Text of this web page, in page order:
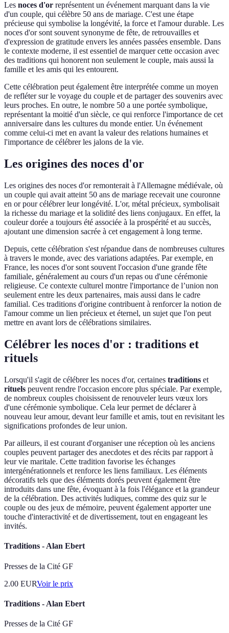
Les noces d'or représentent un événement marquant dans la vie
d'un couple, qui célèbre 50 ans de mariage. C'est une étape
précieuse qui symbolise la longévité, la force et l'amour durable. Les
noces d'or sont souvent synonyme de fête, de retrouvailles et
d'expression de gratitude envers les années passées ensemble. Dans
le contexte moderne, il est essentiel de marquer cette occasion avec
des traditions qui honorent non seulement le couple, mais aussi la
famille et les amis qui les entourent.
Cette célébration peut également être interprétée comme un moyen
de refléter sur le voyage du couple et de partager des souvenirs avec
leurs proches. En outre, le nombre 50 a une portée symbolique,
représentant la moitié d'un siècle, ce qui renforce l'importance de cet
anniversaire dans les cultures du monde entier. Un événement
comme celui-ci met en avant la valeur des relations humaines et
l'importance de célébrer les jalons de la vie.
Les origines des noces d'or
Les origines des noces d'or remonterait à l'Allemagne médiévale, où
un couple qui avait atteint 50 ans de mariage recevait une couronne
en or pour célébrer leur longévité. L'or, métal précieux, symbolisait
la richesse du mariage et la solidité des liens conjugaux. En effet, la
couleur dorée a toujours été associée à la prospérité et au succès,
ajoutant une dimension sacrée à cet engagement à long terme.
Depuis, cette célébration s'est répandue dans de nombreuses cultures
à travers le monde, avec des variations adaptées. Par exemple, en
France, les noces d'or sont souvent l'occasion d'une grande fête
familiale, généralement au cours d'un repas ou d'une cérémonie
religieuse. Ce contexte culturel montre l'importance de l’union non
seulement entre les deux partenaires, mais aussi dans le cadre
familial. Ces traditions d'origine contribuent à renforcer la notion de
l'amour comme un lien précieux et éternel, un sujet que l'on peut
mettre en avant lors de célébrations similaires.
Célébrer les noces d'or : traditions et
rituels
Lorsqu'il s'agit de célébrer les noces d'or, certaines traditions et
rituels peuvent rendre l'occasion encore plus spéciale. Par exemple,
de nombreux couples choisissent de renouveler leurs vœux lors
d'une cérémonie symbolique. Cela leur permet de déclarer à
nouveau leur amour, devant leur famille et amis, tout en revisitant les
significations profondes de leur union.
Par ailleurs, il est courant d'organiser une réception où les anciens
couples peuvent partager des anecdotes et des récits par rapport à
leur vie maritale. Cette tradition favorise les échanges
intergénérationnels et renforce les liens familiaux. Les éléments
décoratifs tels que des éléments dorés peuvent également être
introduits dans une fête, évoquant à la fois l'élégance et la grandeur
de la célébration. Des activités ludiques, comme des quiz sur le
couple ou des jeux de mémoire, peuvent également apporter une
touche d'interactivité et de divertissement, tout en engageant les
invités.
Traditions - Alan Ebert
Presses de la Cité GF
2.00 EURVoir le prix
Traditions - Alan Ebert
Presses de la Cité GF